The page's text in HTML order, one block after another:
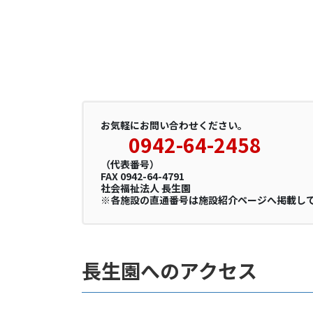
お気軽にお問い合わせください。
0942-64-2458
（代表番号）
FAX 0942-64-4791
社会福祉法人 長生園
※各施設の直通番号は施設紹介ページへ掲載して
長生園へのアクセス